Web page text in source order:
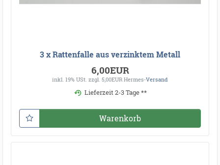
3 x Rattenfalle aus verzinktem Metall
6,00EUR
inkl. 19% USt. zzgl. 5,00EUR Hermes-Versand
Lieferzeit 2-3 Tage **
Warenkorb